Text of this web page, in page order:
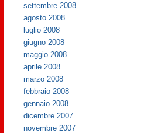
settembre 2008
agosto 2008
luglio 2008
giugno 2008
maggio 2008
aprile 2008
marzo 2008
febbraio 2008
gennaio 2008
dicembre 2007
novembre 2007